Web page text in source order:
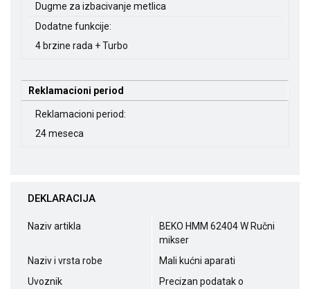
Dugme za izbacivanje metlica
Dodatne funkcije:
4 brzine rada + Turbo
Reklamacioni period
Reklamacioni period:
24 meseca
DEKLARACIJA
Naziv artikla
BEKO HMM 62404 W Ručni
mikser
Naziv i vrsta robe
Mali kućni aparati
Uvoznik
Precizan podatak o